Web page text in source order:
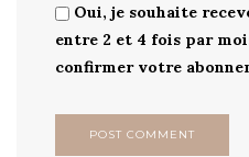
Oui, je souhaite
entre 2 et 4 fois par
confirmer votre